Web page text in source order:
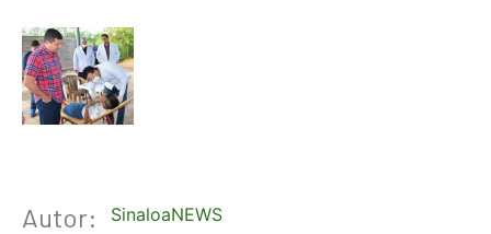
Autor: SinaloaNEWS